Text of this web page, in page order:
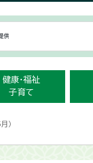
健康・福祉
子育て
）